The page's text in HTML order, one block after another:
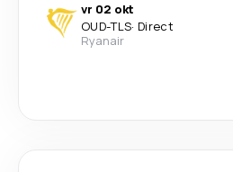
vr 02 okt
OUD-TLS· Direct
Ryanair